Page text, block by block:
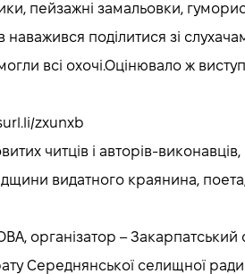
пейзажні замальовки,
наважився поділитися зі
всі охочі.Оцінювало ж
zxunxb
читців і авторів-
видатного краянина,
організатор –
Середнянської селищної